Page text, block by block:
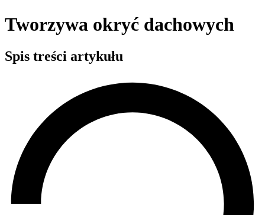
Tworzywa okryć dachowych
Spis treści artykułu